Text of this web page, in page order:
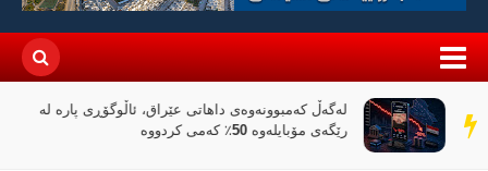
سەر
دێڕ
لەگەڵ کەمبوونەوەی داهاتی عێراق، ئاڵوگۆڕی پارە لە
رێگەی مۆبایلەوە 50٪ کەمی کردووە